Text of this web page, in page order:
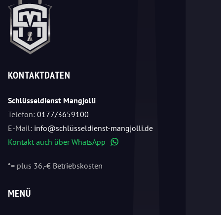
KONTAKTDATEN
Schlüsseldienst Mangjolli
Telefon: 0177/3659100
E-Mail: info@schlüsseldienst-mangjolli.de
Kontakt auch über WhatsApp
*= plus 36,-€ Betriebskosten
MENÜ